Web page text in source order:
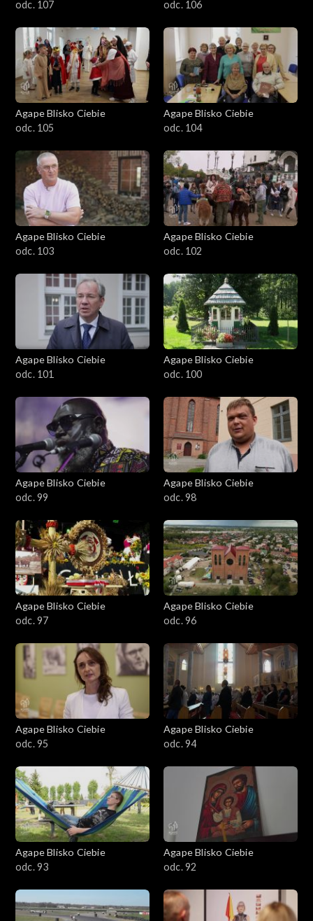
odc. 107 odc. 106
Agape Blisko Ciebie
odc. 105
Agape Blisko Ciebie
odc. 104
Agape Blisko Ciebie
odc. 103
Agape Blisko Ciebie
odc. 102
Agape Blisko Ciebie
odc. 101
Agape Blisko Ciebie
odc. 100
Agape Blisko Ciebie
odc. 99
Agape Blisko Ciebie
odc. 98
Agape Blisko Ciebie
odc. 97
Agape Blisko Ciebie
odc. 96
Agape Blisko Ciebie
odc. 95
Agape Blisko Ciebie
odc. 94
Agape Blisko Ciebie
odc. 93
Agape Blisko Ciebie
odc. 92